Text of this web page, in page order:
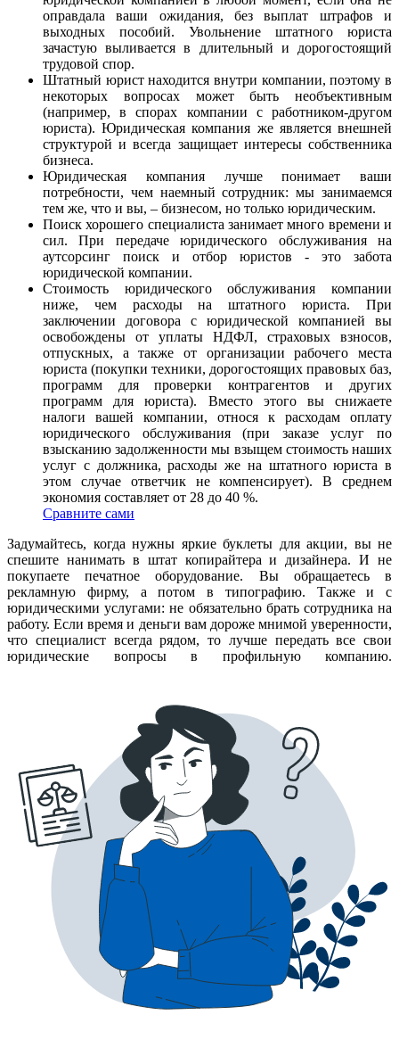
оправдала ваши ожидания, без выплат штрафов и
выходных пособий. Увольнение штатного юриста
зачастую выливается в длительный и дорогостоящий
трудовой спор.
Штатный юрист находится внутри компании, поэтому в
некоторых вопросах может быть необъективным
(например, в спорах компании с работником-другом
юриста). Юридическая компания же является внешней
структурой и всегда защищает интересы собственника
бизнеса.
Юридическая компания лучше понимает ваши
потребности, чем наемный сотрудник: мы занимаемся
тем же, что и вы, – бизнесом, но только юридическим.
Поиск хорошего специалиста занимает много времени и
сил. При передаче юридического обслуживания на
аутсорсинг поиск и отбор юристов - это забота
юридической компании.
Стоимость юридического обслуживания компании
ниже, чем расходы на штатного юриста. При
заключении договора с юридической компанией вы
освобождены от уплаты НДФЛ, страховых взносов,
отпускных, а также от организации рабочего места
юриста (покупки техники, дорогостоящих правовых баз,
программ для проверки контрагентов и других
программ для юриста). Вместо этого вы снижаете
налоги вашей компании, относя к расходам оплату
юридического обслуживания (при заказе услуг по
взысканию задолженности мы взыщем стоимость наших
услуг с должника, расходы же на штатного юриста в
этом случае ответчик не компенсирует). В среднем
экономия составляет от 28 до 40 %.
Сравните сами
Задумайтесь, когда нужны яркие буклеты для акции, вы не
спешите нанимать в штат копирайтера и дизайнера. И не
покупаете печатное оборудование. Вы обращаетесь в
рекламную фирму, а потом в типографию. Также и с
юридическими услугами: не обязательно брать сотрудника на
работу. Если время и деньги вам дороже мнимой уверенности,
что специалист всегда рядом, то лучше передать все свои
юридические вопросы в профильную компанию.